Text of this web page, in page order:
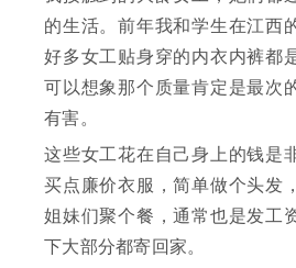
的生活。前年我和学生在江西
好多女工贴身穿的内衣内裤都
可以想象那个质量肯定是最次
有害。
这些女工花在自己身上的钱是
买点廉价衣服，简单做个头发
姐妹们聚个餐，通常也是发工
下大部分都寄回家。